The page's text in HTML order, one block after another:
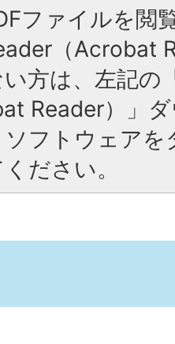
ファイルを閲
（Acrobat
方は、左記の
Reader）」
フトウェア
ださい。